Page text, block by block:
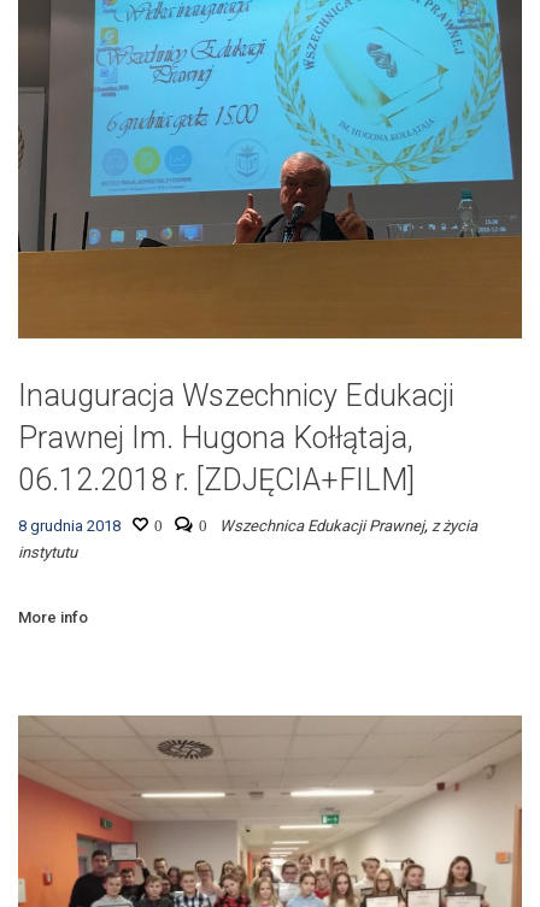
Inauguracja Wszechnicy Edukacji
Prawnej Im. Hugona Kołłątaja,
06.12.2018 r. [ZDJĘCIA+FILM]
8 grudnia 2018 0 0 Wszechnica Edukacji Prawnej, z życia
instytutu
More info